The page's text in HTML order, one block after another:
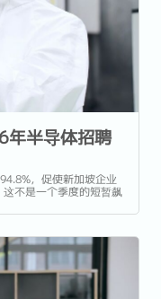
年半导体招聘
，促使新加坡企业
不是一个季度的短暂飙